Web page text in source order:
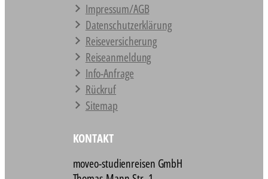
Impressum/AGB
Datenschutz­erklärung
Reiseversicherung
Reiseanmeldung
Info-Anfrage
Rückruf
Sitemap
KONTAKT
moveo-studienreisen GmbH